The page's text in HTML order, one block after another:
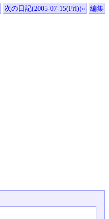
次の日記(2005-07-15(Fri))» 編集